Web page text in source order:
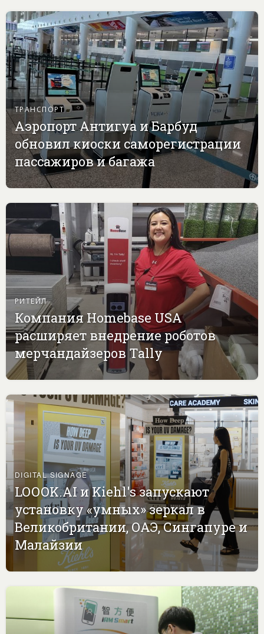
ТРАНСПОРТ
Аэропорт Антигуа и Барбуд
обновил киоски саморегистрации
пассажиров и багажа
РИТЕЙЛ
Компания Homebase USA
расширяет внедрение роботов
мерчандайзеров Tally
DIGITAL SIGNAGE
LOOOK.AI и Kiehl's запускают
установку «умных» зеркал в
Великобритании, ОАЭ, Сингапуре и
Малайзии